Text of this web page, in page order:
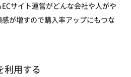
サイト運営がどんな会社や人がや
が増すので購入率アップにもつな
利用する